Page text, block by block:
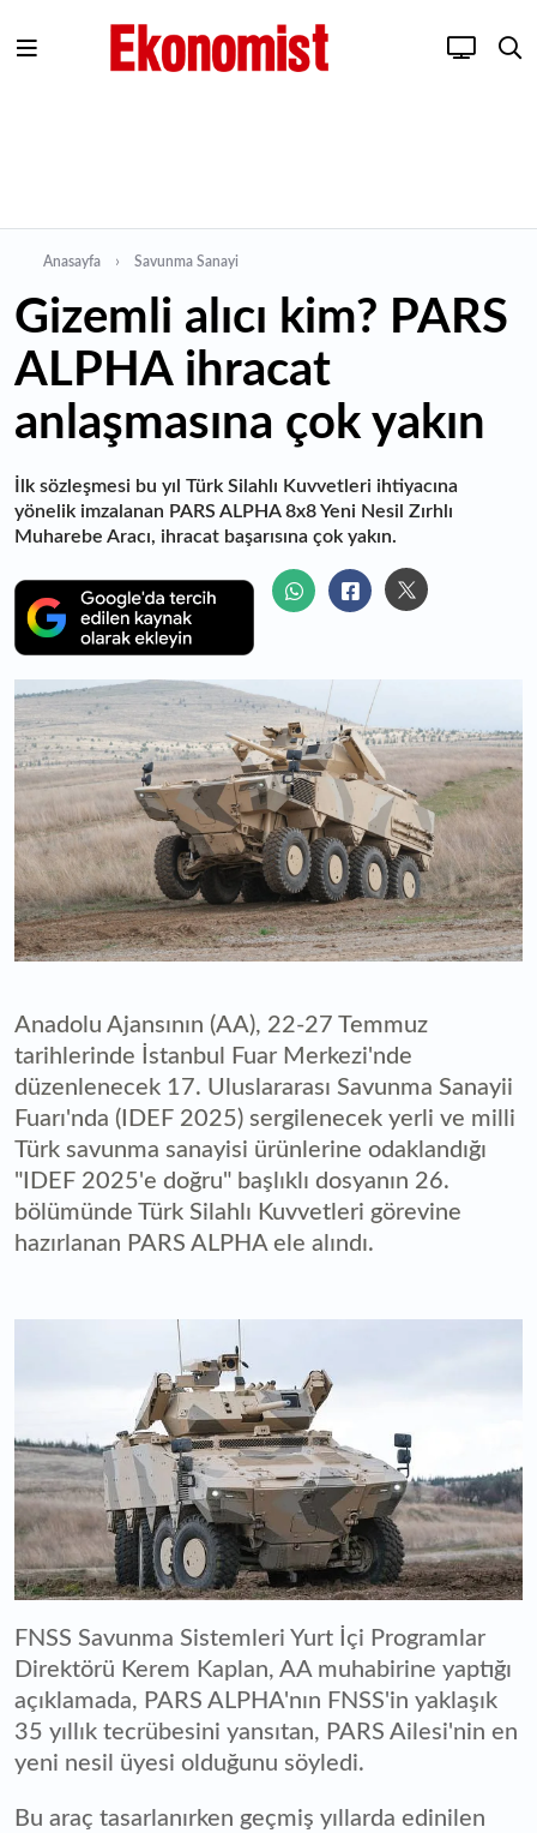
Anasayfa Savunma Sanayi
Gizemli alıcı kim? PARS
ALPHA ihracat
anlaşmasına çok yakın
İlk sözleşmesi bu yıl Türk Silahlı Kuvvetleri ihtiyacına
yönelik imzalanan PARS ALPHA 8x8 Yeni Nesil Zırhlı
Muharebe Aracı, ihracat başarısına çok yakın.
Anadolu Ajansının (AA), 22-27 Temmuz
tarihlerinde İstanbul Fuar Merkezi'nde
düzenlenecek 17. Uluslararası Savunma Sanayii
Fuarı'nda (IDEF 2025) sergilenecek yerli ve milli
Türk savunma sanayisi ürünlerine odaklandığı
"IDEF 2025'e doğru" başlıklı dosyanın 26.
bölümünde Türk Silahlı Kuvvetleri görevine
hazırlanan PARS ALPHA ele alındı.
FNSS Savunma Sistemleri Yurt İçi Programlar
Direktörü Kerem Kaplan, AA muhabirine yaptığı
açıklamada, PARS ALPHA'nın FNSS'in yaklaşık
35 yıllık tecrübesini yansıtan, PARS Ailesi'nin en
yeni nesil üyesi olduğunu söyledi.
Bu araç tasarlanırken geçmiş yıllarda edinilen